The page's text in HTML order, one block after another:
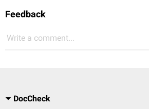
Feedback
Write a comment...
DocCheck